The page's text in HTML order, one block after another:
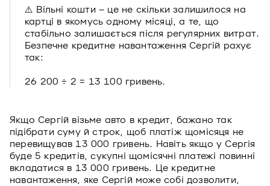
⚠️ Вільні кошти – це не скільки залишилося на
картці в якомусь одному місяці, а те, що
стабільно залишається після регулярних витрат.
Безпечне кредитне навантаження Сергій рахує
так:
26 200 ÷ 2 = 13 100 гривень.
Якщо Сергій візьме авто в кредит, бажано так
підібрати суму й строк, щоб платіж щомісяця не
перевищував 13 000 гривень. Навіть якщо у Сергія
буде 5 кредитів, сукупні щомісячні платежі повинні
вкладатися в 13 000 гривень. Це кредитне
навантаження, яке Сергій може собі дозволити,